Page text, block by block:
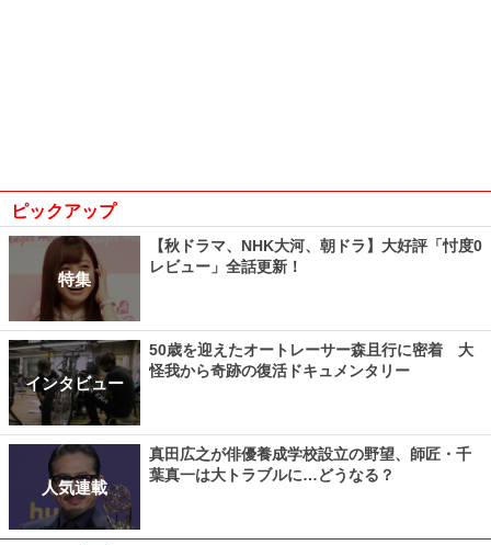
ピックアップ
特集
【秋ドラマ、NHK大河、朝ドラ】大好評「忖度0
レビュー」全話更新！
インタビュー
50歳を迎えたオートレーサー森且行に密着 大
怪我から奇跡の復活ドキュメンタリー
人気連載
真田広之が俳優養成学校設立の野望、師匠・千
葉真一は大トラブルに…どうなる？